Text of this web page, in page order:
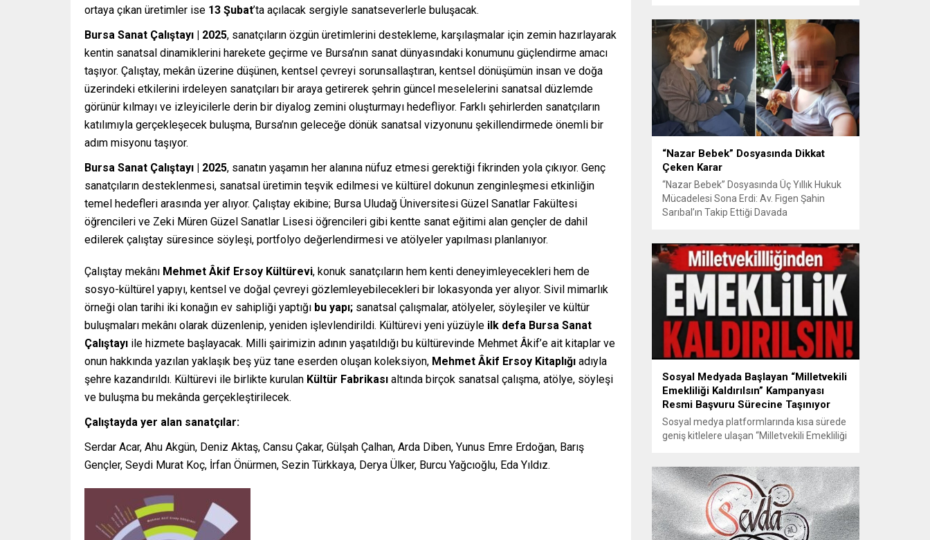
ortaya çıkan üretimler ise 13 Şubat’ta açılacak sergiyle sanatseverlerle buluşacak.
Bursa Sanat Çalıştayı | 2025, sanatçıların özgün üretimlerini destekleme, karşılaşmalar için zemin hazırlayarak
kentin sanatsal dinamiklerini harekete geçirme ve Bursa’nın sanat dünyasındaki konumunu güçlendirme amacı
taşıyor. Çalıştay, mekân üzerine düşünen, kentsel çevreyi sorunsallaştıran, kentsel dönüşümün insan ve doğa
üzerindeki etkilerini irdeleyen sanatçıları bir araya getirerek şehrin güncel meselelerini sanatsal düzlemde
görünür kılmayı ve izleyicilerle derin bir diyalog zemini oluşturmayı hedefliyor. Farklı şehirlerden sanatçıların
katılımıyla gerçekleşecek buluşma, Bursa’nın geleceğe dönük sanatsal vizyonunu şekillendirmede önemli bir
adım misyonu taşıyor.
Bursa Sanat Çalıştayı | 2025, sanatın yaşamın her alanına nüfuz etmesi gerektiği fikrinden yola çıkıyor. Genç
sanatçıların desteklenmesi, sanatsal üretimin teşvik edilmesi ve kültürel dokunun zenginleşmesi etkinliğin
temel hedefleri arasında yer alıyor. Çalıştay ekibine; Bursa Uludağ Üniversitesi Güzel Sanatlar Fakültesi
öğrencileri ve Zeki Müren Güzel Sanatlar Lisesi öğrencileri gibi kentte sanat eğitimi alan gençler de dahil
edilerek çalıştay süresince söyleşi, portfolyo değerlendirmesi ve atölyeler yapılması planlanıyor.
Çalıştay mekânı Mehmet Âkif Ersoy Kültürevi, konuk sanatçıların hem kenti deneyimleyecekleri hem de
sosyo-kültürel yapıyı, kentsel ve doğal çevreyi gözlemleyebilecekleri bir lokasyonda yer alıyor. Sivil mimarlık
örneği olan tarihi iki konağın ev sahipliği yaptığı bu yapı; sanatsal çalışmalar, atölyeler, söyleşiler ve kültür
buluşmaları mekânı olarak düzenlenip, yeniden işlevlendirildi. Kültürevi yeni yüzüyle ilk defa Bursa Sanat
Çalıştayı ile hizmete başlayacak. Milli şairimizin adının yaşatıldığı bu kültürevinde Mehmet Âkif’e ait kitaplar ve
onun hakkında yazılan yaklaşık beş yüz tane eserden oluşan koleksiyon, Mehmet Âkif Ersoy Kitaplığı adıyla
şehre kazandırıldı. Kültürevi ile birlikte kurulan Kültür Fabrikası altında birçok sanatsal çalışma, atölye, söyleşi
ve buluşma bu mekânda gerçekleştirilecek.
Çalıştayda yer alan sanatçılar:
Serdar Acar, Ahu Akgün, Deniz Aktaş, Cansu Çakar, Gülşah Çalhan, Arda Diben, Yunus Emre Erdoğan, Barış
Gençler, Seydi Murat Koç, İrfan Önürmen, Sezin Türkkaya, Derya Ülker, Burcu Yağcıoğlu, Eda Yıldız.
soruşturması kapsamında açılan davanın
ilk duruşması Elazığ 2. Ağır Ceza
Mahkemesi’nde görüldü. Kamuoyunun
yakından takip ettiği davanın ilk duruşması
öncesinde, Doruk Efe Bingöl’ün ailesine
destek olmak isteyen çok...
“Nazar Bebek” Dosyasında Dikkat
Çeken Karar
“Nazar Bebek” Dosyasında Üç Yıllık Hukuk
Mücadelesi Sona Erdi: Av. Figen Şahin
Sarıbal’ın Takip Ettiği Davada
Türkiye’de uluslararası hukuk boyutlarıyla
görüldü BURSA – Avusturya’da başlayan
ve Türkiye’de yaklaşık üç yıl boyunca
devam eden “Nazar Bebek” dosyasında
yargılama süreci tamamlandı. Bursa 3.
Aile...
Sosyal Medyada Başlayan “Milletvekili
Emekliliği Kaldırılsın” Kampanyası
Resmi Başvuru Sürecine Taşınıyor
Sosyal medya platformlarında kısa sürede
geniş kitlelere ulaşan “Milletvekili Emekliliği
vatandaşlar, milletvekillerine tanınan
emeklilik haklarının yeniden düzenlenmesi
talebiyle TBMM Dilekçe Komisyonu ve
Cumhurbaşkanlığı İletişim Merkezi
(CİMER) üzerinden resmi başvurular